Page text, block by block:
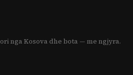
nga Kosova dhe bota — me ngjyra.